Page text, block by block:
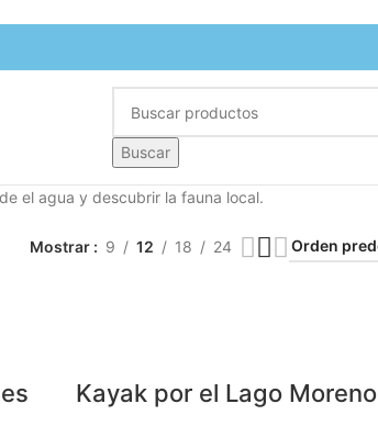
Buscar
el agua y descubrir la fauna local.
Mostrar 9 12 18 24
Kayak por el Lago Moreno